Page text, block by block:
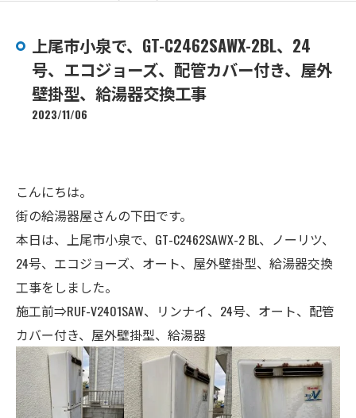
上尾市小泉で、GT-C2462SAWX-2BL、24
号、エコジョーズ、配管カバー付き、屋外
壁掛型、給湯器交換工事
2023/11/06
こんにちは。
街の給湯器屋さんの下田です。
本日は、上尾市小泉で、GT-C2462SAWX-2 BL、ノーリツ、
24号、エコジョーズ、オート、屋外壁掛型、給湯器交換
工事をしました。
施工前⇒RUF-V2401SAW、リンナイ、24号、オート、配管
カバー付き、屋外壁掛型、給湯器